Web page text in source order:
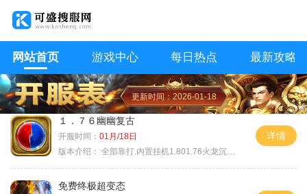
网站首页 游戏中心 每日热点 最新攻略
更新时间：2026-01-18
１．７６幽幽复古
开服时间： 01月/18日
版本介绍： 全部靠打.内置挂机1.801.76火龙沉默微变
详情
免费终极超变态